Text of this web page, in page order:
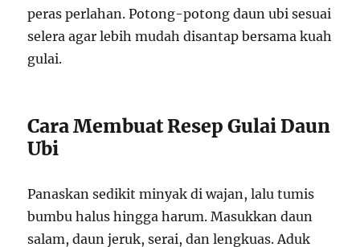
peras perlahan. Potong-potong daun ubi sesuai
selera agar lebih mudah disantap bersama kuah
gulai.
Cara Membuat Resep Gulai Daun
Ubi
Panaskan sedikit minyak di wajan, lalu tumis
bumbu halus hingga harum. Masukkan daun
salam, daun jeruk, serai, dan lengkuas. Aduk